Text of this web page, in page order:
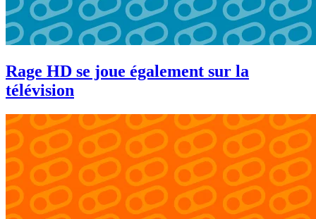
Rage HD se joue également sur la
télévision